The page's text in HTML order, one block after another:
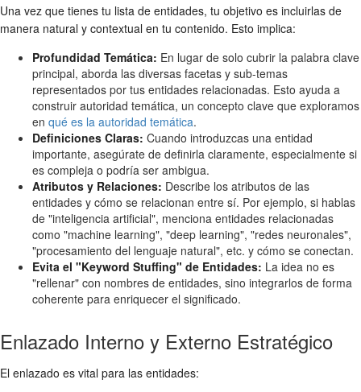
Una vez que tienes tu lista de entidades, tu objetivo es incluirlas de
manera natural y contextual en tu contenido. Esto implica:
Profundidad Temática: En lugar de solo cubrir la palabra clave
principal, aborda las diversas facetas y sub-temas
representados por tus entidades relacionadas. Esto ayuda a
construir autoridad temática, un concepto clave que exploramos
en qué es la autoridad temática.
Definiciones Claras: Cuando introduzcas una entidad
importante, asegúrate de definirla claramente, especialmente si
es compleja o podría ser ambigua.
Atributos y Relaciones: Describe los atributos de las
entidades y cómo se relacionan entre sí. Por ejemplo, si hablas
de "inteligencia artificial", menciona entidades relacionadas
como "machine learning", "deep learning", "redes neuronales",
"procesamiento del lenguaje natural", etc. y cómo se conectan.
Evita el "Keyword Stuffing" de Entidades: La idea no es
"rellenar" con nombres de entidades, sino integrarlos de forma
coherente para enriquecer el significado.
Enlazado Interno y Externo Estratégico
El enlazado es vital para las entidades: